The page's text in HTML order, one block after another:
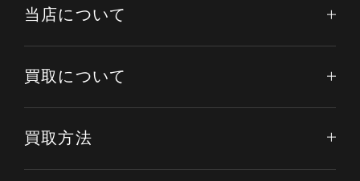
当店について
買取について
買取方法